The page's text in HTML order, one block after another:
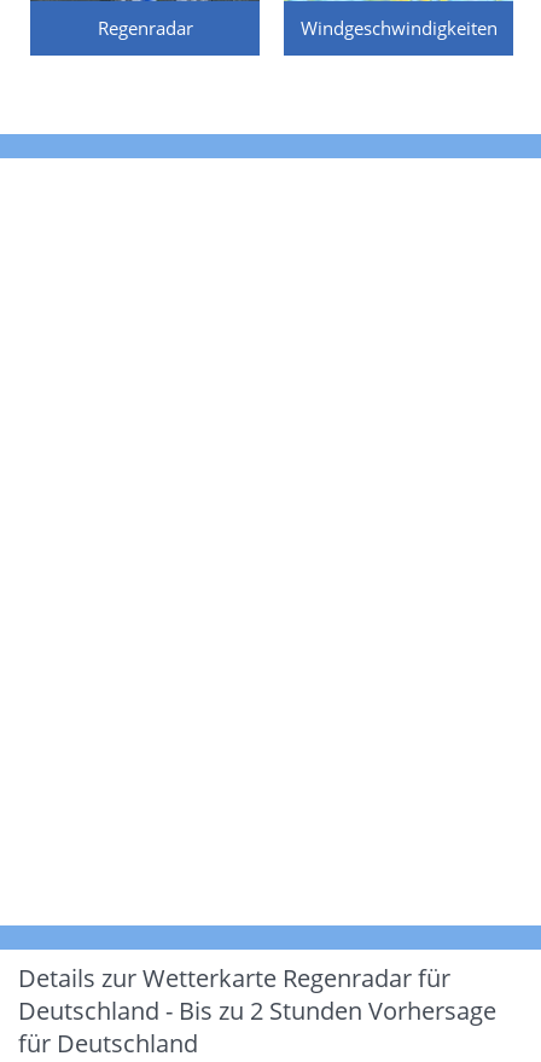
Regenradar Windgeschwindigkeiten
Details zur Wetterkarte Regenradar für
Deutschland - Bis zu 2 Stunden Vorhersage
für Deutschland